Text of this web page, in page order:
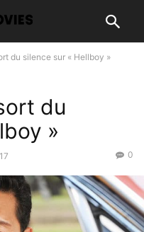
du silence sur « Hellboy »
du
»
0